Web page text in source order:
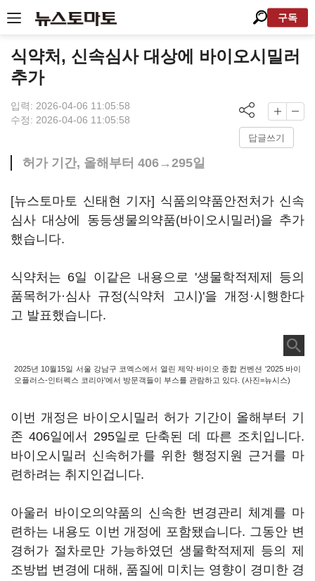
구독
식약처, 신속심사 대상에 바이오시밀러
추가
입력: 2026-04-06 11:05:58
수정: 2026-04-06 11:05:58
답글쓰기
허가 기간, 올해부터 406→295일
[뉴스토마토 신태현 기자] 식품의약품안전처가 신속
심사 대상에 동등생물의약품(바이오시밀러)을 추가
했습니다.
식약처는 6일 이같은 내용으로 '생물학적제제 등의
품목허가·심사 규정(식약처 고시)'을 개정·시행한다
고 발표했습니다.
2025년 10월15일 서울 강남구 코엑스에서 열린 제약·바이오 종합 컨벤션 '2025 바이
오플러스-인터펙스 코리아'에서 방문객들이 부스를 관람하고 있다. (사진=뉴시스)
이번 개정은 바이오시밀러 허가 기간이 올해부터 기
존 406일에서 295일로 단축된 데 따른 조치입니다.
바이오시밀러 신속허가를 위한 행정지원 근거를 마
련하려는 취지인겁니다.
아울러 바이오의약품의 신속한 변경관리 체계를 마
련하는 내용도 이번 개정에 포함됐습니다. 그동안 변
경허가 절차로만 가능하였던 생물학적제제 등의 제
조방법 변경에 대해, 품질에 미치는 영향이 경미한 경